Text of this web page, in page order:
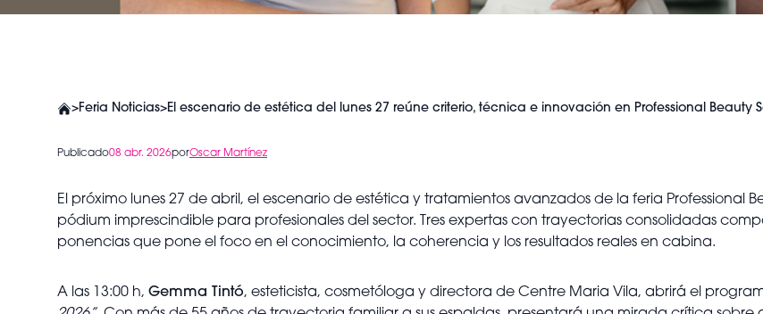
>Feria Noticias>El escenario de estética del lunes 27 reúne criterio, técnica e innovación en Professional Beauty
Publicado08 abr. 2026porOscar Martínez
El próximo lunes 27 de abril, el escenario de estética y tratamientos avanzados de la feria Professional
pódium imprescindible para profesionales del sector. Tres expertas con trayectorias consolidadas
ponencias que pone el foco en el conocimiento, la coherencia y los resultados reales en cabina.
A las 13:00 h, Gemma Tintó, esteticista, cosmetóloga y directora de Centre Maria Vila, abrirá el